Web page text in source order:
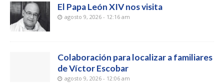
El Papa León XIV nos visita
agosto 9, 2026 - 12:16 am
Colaboración para localizar a familiares
de Víctor Escobar
agosto 9, 2026 - 12:06 am